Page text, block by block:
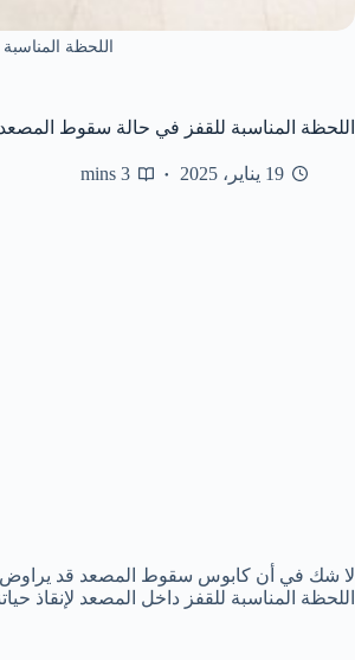
اللحظة
اللحظة المناسبة للقفز في حالة سقوط
19 يناير، 2025 3 mins
اللحظة المناسبة للقفز داخل المصعد لإنقاذ